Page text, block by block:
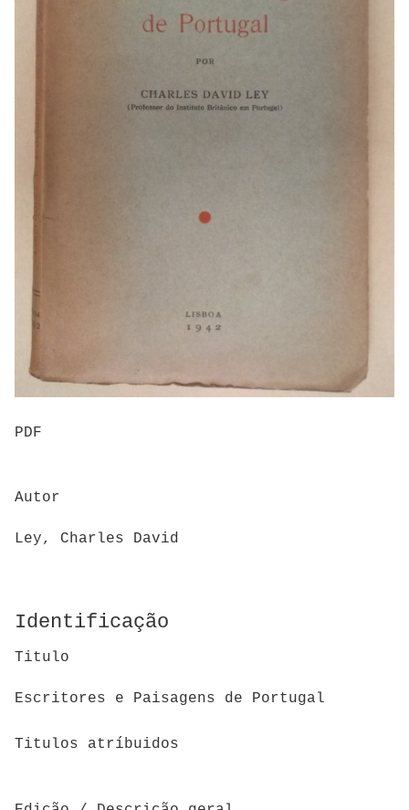
PDF
Autor
Ley, Charles David
Identificação
Titulo
Escritores e Paisagens de Portugal
Titulos atríbuidos